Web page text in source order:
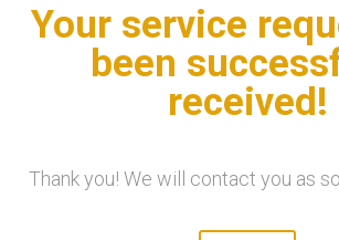
Your service
been
received!
Thank you! We will contact you as